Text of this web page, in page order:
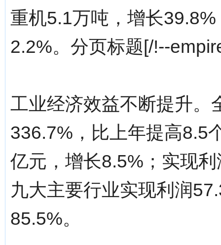
重机5.1万吨，增长
2.2%。分页标题[/!--
工业经济效益不断提升。
336.7%，比上年提高8.5
亿元，增长8.5%；实现
九大主要行业实现利润
85.5%。